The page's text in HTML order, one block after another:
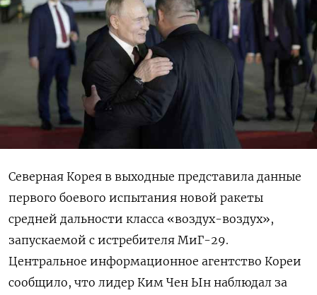
Северная Корея в выходные представила данные
первого боевого испытания новой ракеты
средней дальности класса «воздух-воздух»,
запускаемой с истребителя МиГ-29.
Центральное информационное агентство Кореи
сообщило, что лидер Ким Чен Ын наблюдал за